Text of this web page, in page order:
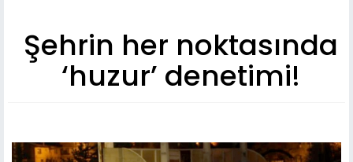
Şehrin her noktasında
‘huzur’ denetimi!